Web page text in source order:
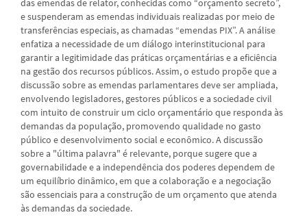
das emendas de relator, conhecidas como “orçamento secreto”,
e suspenderam as emendas individuais realizadas por meio de
transferências especiais, as chamadas “emendas PIX”. A análise
enfatiza a necessidade de um diálogo interinstitucional para
garantir a legitimidade das práticas orçamentárias e a eficiência
na gestão dos recursos públicos. Assim, o estudo propõe que a
discussão sobre as emendas parlamentares deve ser ampliada,
envolvendo legisladores, gestores públicos e a sociedade civil
com intuito de construir um ciclo orçamentário que responda às
demandas da população, promovendo qualidade no gasto
público e desenvolvimento social e econômico. A discussão
sobre a "última palavra" é relevante, porque sugere que a
governabilidade e a independência dos poderes dependem de
um equilíbrio dinâmico, em que a colaboração e a negociação
são essenciais para a construção de um orçamento que atenda
às demandas da sociedade.